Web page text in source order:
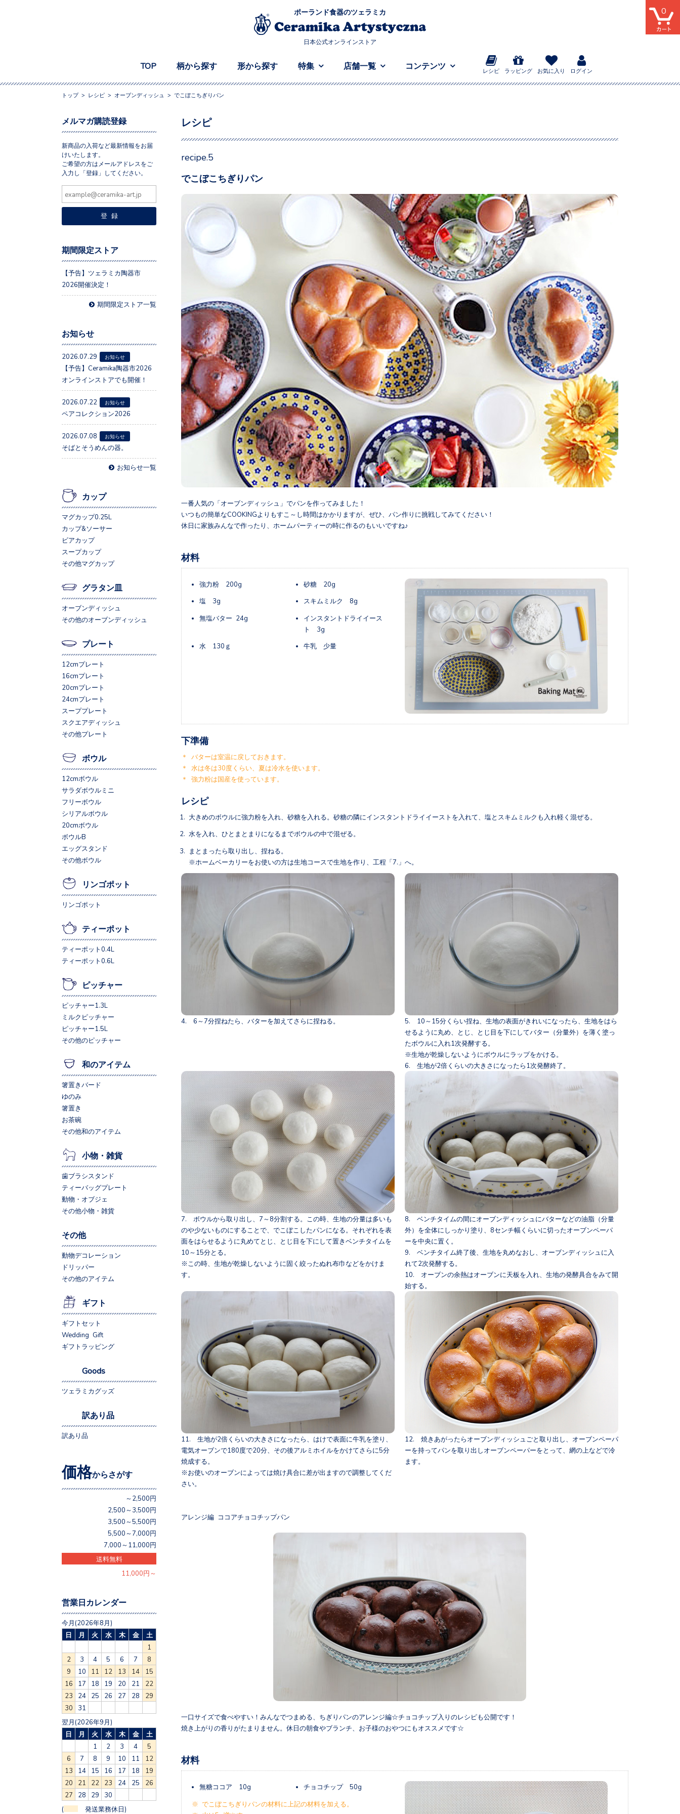
ポーランド食器のツェラミカ
日本公式オンラインストア
TOP 柄から探す 形から探す 特集 店舗一覧 コンテンツ
レシピ ラッピング お気に入り ログイン
0
トップ> レシピ > オーブンディッシュ > でこぼこちぎりパン
レシピ
recipe.5
でこぼこちぎりパン
一番人気の「オーブンディッシュ」でパンを作ってみました！
いつもの簡単なCOOKINGよりもすこ～し時間はかかりますが、ぜひ、パン作りに挑戦してみてください！
休日に家族みんなで作ったり、ホームパーティーの時に作るのもいいですね♪
材料
強力粉 200g 砂糖 20g
塩 3g スキムミルク 8g
無塩バター 24g
インスタントドライイース
ト 3g
水 130ｇ 牛乳 少量
下準備
＊ バターは室温に戻しておきます。
＊ 水は冬は30度くらい、夏は冷水を使います。
＊ 強力粉は国産を使っています。
レシピ
大きめのボウルに強力粉を入れ、砂糖を入れる。砂糖の隣にインスタントドライイーストを入れて、塩とスキムミルクも入れ軽く混ぜる。
水を入れ、ひとまとまりになるまでボウルの中で混ぜる。
まとまったら取り出し、捏ねる。
※ホームベーカリーをお使いの方は生地コースで生地を作り、工程「7.」へ。
4. 6～7分捏ねたら、バターを加えてさらに捏ねる。
5. 10～15分くらい捏ね、生地の表面がきれいになったら、生地をはら
せるように丸め、とじ、とじ目を下にしてバター（分量外）を薄く塗っ
たボウルに入れ1次発酵する。
※生地が乾燥しないようにボウルにラップをかける。
6. 生地が2倍くらいの大きさになったら1次発酵終了。
7. ボウルから取り出し、7～8分割する。この時、生地の分量は多いも
のや少ないものにすることで、でこぼこしたパンになる。それぞれを表
面をはらせるように丸めてとじ、とじ目を下にして置きベンチタイムを
10～15分とる。
※この時、生地が乾燥しないように固く絞ったぬれ布巾などをかけま
す。
8. ベンチタイムの間にオーブンディッシュにバターなどの油脂（分量
外）を全体にしっかり塗り、8センチ幅くらいに切ったオーブンペーパ
ーを中央に置く。
9. ベンチタイム終了後、生地を丸めなおし、オーブンディッシュに入
れて2次発酵する。
10. オーブンの余熱はオーブンに天板を入れ、生地の発酵具合をみて開
始する。
11. 生地が2倍くらいの大きさになったら、はけで表面に牛乳を塗り、
電気オーブンで180度で20分、その後アルミホイルをかけてさらに5分
焼成する。
※お使いのオーブンによっては焼け具合に差が出ますので調整してくだ
さい。
12. 焼きあがったらオーブンディッシュごと取り出し、オーブンペーパ
ーを持ってパンを取り出しオーブンペーパーをとって、網の上などで冷
ます。
アレンジ編 ココアチョコチップパン
一口サイズで食べやすい！みんなでつまめる、ちぎりパンのアレンジ編☆チョコチップ入りのレシピも公開です！
焼き上がりの香りがたまりません。休日の朝食やブランチ、お子様のおやつにもオススメです☆
材料
無糖ココア 10g チョコチップ 50g
※ でこぼこちぎりパンの材料に上記の材料を加える。
メルマガ購読登録
新商品の入荷など最新情報をお届
けいたします。
ご希望の方はメールアドレスをご
入力し「登録」してください。
期間限定ストア
【予告】ツェラミカ陶器市
2026開催決定！
期間限定ストア一覧
お知らせ
2026.07.29 お知らせ
【予告】Ceramika陶器市2026
オンラインストアでも開催！
2026.07.22 お知らせ
ペアコレクション2026
2026.07.08 お知らせ
そばとそうめんの器。
お知らせ一覧
カップ
マグカップ0.25L
カップ&ソーサー
ビアカップ
スープカップ
その他マグカップ
グラタン皿
オーブンディッシュ
その他のオーブンディッシュ
プレート
12cmプレート
16cmプレート
20cmプレート
24cmプレート
スーププレート
スクエアディッシュ
その他プレート
ボウル
12cmボウル
サラダボウルミニ
フリーボウル
シリアルボウル
20cmボウル
ボウルB
エッグスタンド
その他ボウル
リンゴポット
リンゴポット
ティーポット
ティーポット0.4L
ティーポット0.6L
ピッチャー
ピッチャー1.3L
ミルクピッチャー
ピッチャー1.5L
その他のピッチャー
和のアイテム
箸置きバード
ゆのみ
箸置き
お茶碗
その他和のアイテム
小物・雑貨
歯ブラシスタンド
ティーバッグプレート
動物・オブジェ
その他小物・雑貨
その他
動物デコレーション
ドリッパー
その他のアイテム
ギフト
ギフトセット
Wedding Gift
ギフトラッピング
Goods
ツェラミカグッズ
訳あり品
訳あり品
価格からさがす
～2,500円
2,500～3,500円
3,500～5,500円
5,500～7,000円
7,000～11,000円
送料無料
11,000円～
営業日カレンダー
今月(2026年8月)
日
月 火 水 木 金
土
1
2
3 4 5 6 7
8
9
10 11 12 13 14
15
16
17 18 19 20 21
22
23
24 25 26 27 28
29
30
31
翌月(2026年9月)
日
月 火 水 木 金
土
1
2 3 4
5
6
7 8 9 10 11
12
13
14 15 16 17 18
19
20
21 22 23 24 25
26
27
28 29 30
( 発送業務休日)